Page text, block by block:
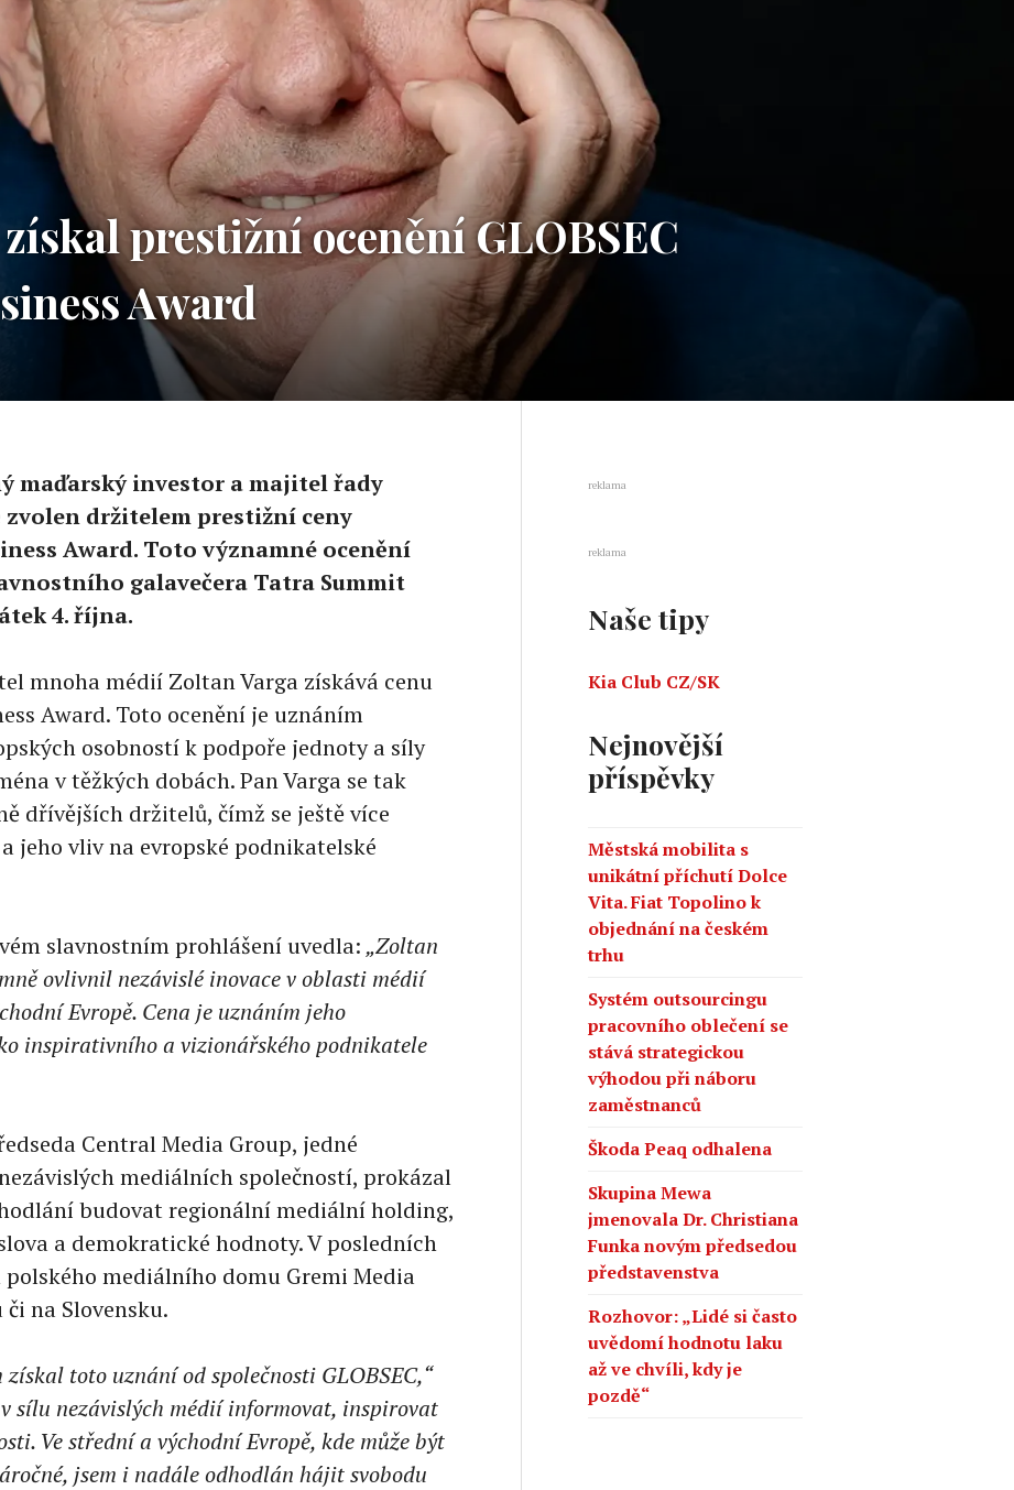
prestižní ocenění GLOBSEC
Award
maďarský investor a majitel řady
držitelem prestižní ceny
Award. Toto významné ocenění
galavečera Tatra Summit
4. října.
mnoha médií Zoltan Varga získává cenu
Award. Toto ocenění je uznáním
osobností k podpoře jednoty a síly
v těžkých dobách. Pan Varga se tak
dřívějších držitelů, čímž se ještě více
jeho vliv na evropské podnikatelské
slavnostním prohlášení uvedla:„Zoltan
ovlivnil nezávislé inovace v oblasti médií
Evropě. Cena je uznáním jeho
inspirativního a vizionářského podnikatele
Central Media Group, jedné
mediálních společností, prokázal
budovat regionální mediální holding,
a demokratické hodnoty. V posledních
mediálního domu Gremi Media
na Slovensku.
získal toto uznání od společnosti GLOBSEC,“
sílu nezávislých médií informovat, inspirovat
Ve střední a východní Evropě, kde může být
jsem i nadále odhodlán hájit svobodu
reklama
reklama
Naše tipy
Kia Club CZ/SK
Nejnovější
příspěvky
Městská mobilita s
unikátní příchutí Dolce
Vita. Fiat Topolino k
objednání na českém
trhu
Systém outsourcingu
pracovního oblečení se
stává strategickou
výhodou při náboru
zaměstnanců
Škoda Peaq odhalena
Skupina Mewa
jmenovala Dr. Christiana
Funka novým předsedou
představenstva
Rozhovor: „Lidé si často
uvědomí hodnotu laku
až ve chvíli, kdy je
pozdě“